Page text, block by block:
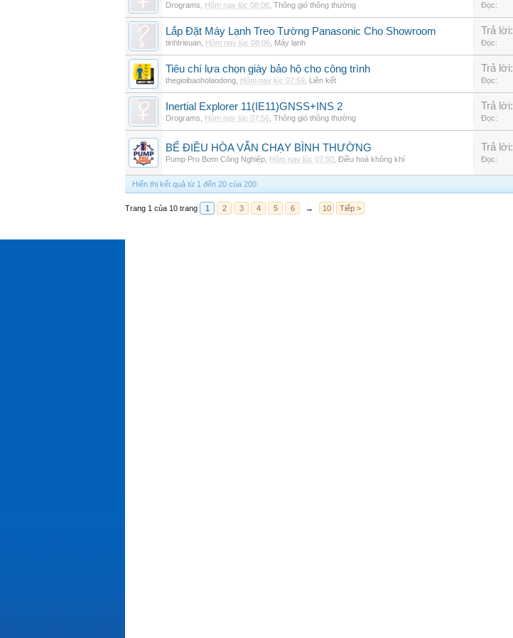
Drograms Hôm nay lúc 08:08 Thông gió thông thường Đọc:
Lắp Đặt Máy Lạnh Treo Tường Panasonic Cho Showroom
tinhtrieuan Hôm nay lúc 08:06 Máy lạnh
Trả lời:
Đọc:
Tiêu chí lựa chọn giày bảo hộ cho công trình
thegioibaoholaodong Hôm nay lúc 07:59 Liên kết
Trả lời:
Đọc:
Inertial Explorer 11(IE11)GNSS+INS 2
Drograms Hôm nay lúc 07:56 Thông gió thông thường
Trả lời:
Đọc:
BỂ ĐIỀU HÒA VẪN CHẠY BÌNH THƯỜNG
Pump Pro Bơm Công Nghiệp Hôm nay lúc 07:50 Điều hoà không khí
Trả lời:
Đọc:
Hiển thị kết quả từ 1 đến 20 của 200
Trang 1 của 10 trang 1 2 3 4 5 6 → 10 Tiếp >